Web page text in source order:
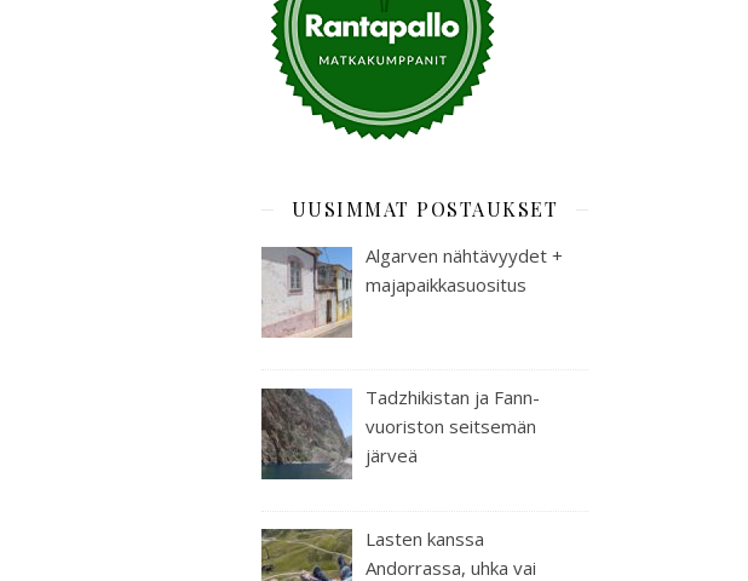
UUSIMMAT POSTAUKSET
Algarven nähtävyydet +
majapaikkasuositus
Tadzhikistan ja Fann-
vuoriston seitsemän
järveä
Lasten kanssa
Andorrassa, uhka vai